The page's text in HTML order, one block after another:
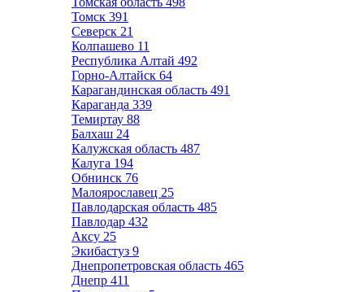
Томск 391
Северск 21
Колпашево 11
Республика Алтай 492
Горно-Алтайск 64
Карагандинская область 491
Караганда 339
Темиртау 88
Балхаш 24
Калужская область 487
Калуга 194
Обнинск 76
Малоярославец 25
Павлодарская область 485
Павлодар 432
Аксу 25
Экибастуз 9
Днепропетровская область 465
Днепр 411